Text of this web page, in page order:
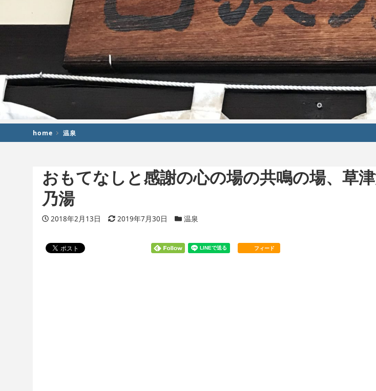
home 温泉
おもてなしと感謝の心の場の共鳴の場、草
乃湯
投稿日
2018年2月13日 更新日
2019年7月30日 カテゴリー
温泉
フィード